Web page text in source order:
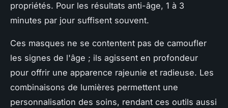
propriétés. Pour les résultats anti-âge, 1 à 3
minutes par jour suffisent souvent.
Ces masques ne se contentent pas de camoufler
les signes de l'âge ; ils agissent en profondeur
pour offrir une apparence rajeunie et radieuse. Les
combinaisons de lumières permettent une
personnalisation des soins, rendant ces outils aussi